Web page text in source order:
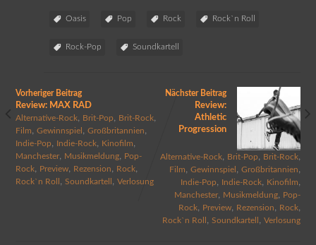
Oasis Pop Rock Rock`n Roll
Rock-Pop Soundkartell
Vorheriger Beitrag
Review: MAX RAD
Alternative-Rock, Brit-Pop, Brit-Rock,
Film, Gewinnspiel , Großbritannien,
Indie-Pop, Indie-Rock, Kinofilm,
Manchester, Musikmeldung, Pop-
Rock, Preview, Rezension, Rock,
Rock`n Roll , Soundkartell , Verlosung
Nächster Beitrag
Review:
Athletic
Progression
Alternative-Rock, Brit-Pop, Brit-Rock,
Film,Gewinnspiel ,Großbritannien,
Indie-Pop, Indie-Rock, Kinofilm,
Manchester, Musikmeldung, Pop-
Rock, Preview, Rezension, Rock,
Rock`n Roll ,Soundkartell ,Verlosung